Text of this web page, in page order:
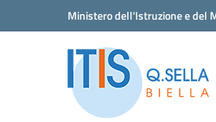
Vai ai contenuti
Vai al menu di navigazioneMinistero dell'Istruzione e del